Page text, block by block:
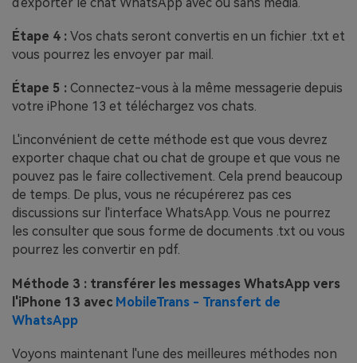
Étape 4 : Vos chats seront convertis en un fichier .txt et
vous pourrez les envoyer par mail.
Étape 5 : Connectez-vous à la même messagerie depuis
votre iPhone 13 et téléchargez vos chats.
L'inconvénient de cette méthode est que vous devrez
exporter chaque chat ou chat de groupe et que vous ne
pouvez pas le faire collectivement. Cela prend beaucoup
de temps. De plus, vous ne récupérerez pas ces
discussions sur l'interface WhatsApp. Vous ne pourrez
les consulter que sous forme de documents .txt ou vous
pourrez les convertir en pdf.
Méthode 3 : transférer les messages WhatsApp vers
l'iPhone 13 avec MobileTrans - Transfert de
WhatsApp
Voyons maintenant l'une des meilleures méthodes non